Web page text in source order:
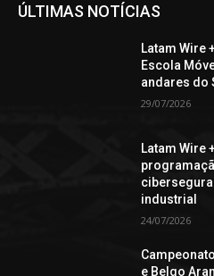
ÚLTIMAS NOTÍCIAS
Latam Wire
Escola
andares do
29/07/2026
Latam Wire
industrial
24/07/2026
e Belgo